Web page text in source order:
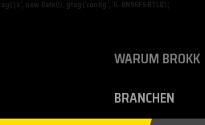
new Date()); gtag('config', 'G-BN96FSBTLQ');
WARUM BROKK
BRANCHEN